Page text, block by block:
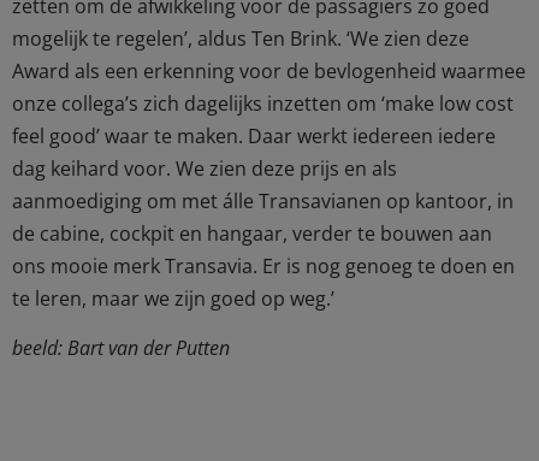
zetten om de afwikkeling voor de passagiers zo goed
mogelijk te regelen’, aldus Ten Brink. ‘We zien deze
Award als een erkenning voor de bevlogenheid waarmee
onze collega’s zich dagelijks inzetten om ‘make low cost
feel good’ waar te maken. Daar werkt iedereen iedere
dag keihard voor. We zien deze prijs en als
aanmoediging om met álle Transavianen op kantoor, in
de cabine, cockpit en hangaar, verder te bouwen aan
ons mooie merk Transavia. Er is nog genoeg te doen en
te leren, maar we zijn goed op weg.’
beeld: Bart van der Putten